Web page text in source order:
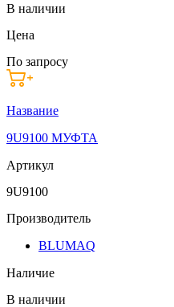
В наличии
Цена
По запросу
Название
9U9100 МУФТА
Артикул
9U9100
Производитель
BLUMAQ
Наличие
В наличии